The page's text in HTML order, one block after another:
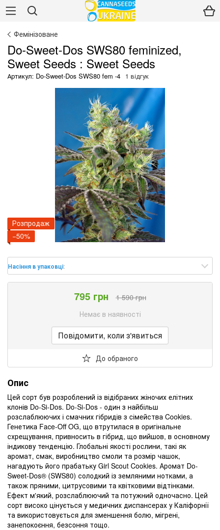
Фемінізоване
Do-Sweet-Dos SWS80 feminized,
Sweet Seeds : Sweet Seeds
Артикул: Do-Sweet-Dos SWS80 fem -4 1 відгук
Розпродаж
−50%
Насіння в упаковці:
795 грн
1 590 грн
Немає в наявності
Повідомити, коли з'явиться
До обраного
Опис
Цей сорт був розроблений із відібраних жіночих елітних
клонів Do-Si-Dos. Do-Si-Dos - один з найбільш
розслаблюючих і смачних гібридів з сімейства Cookies.
Генетика Face-Off OG, що втрутилася в оригінальне
схрещування, привносить в гібрид, що вийшов, в основному
індикову тенденцію. Глобальні якості рослини, такі як
аромат, смак, виробництво смоли та розмір чашок,
нагадують його прабатьку Girl Scout Cookies. Аромат Do-
Sweet-Dos® (SWS80) солодкий із земляними нотками, а
також пряними, цитрусовими та квітковими відтінками.
Ефект м'який, розслаблюючий та потужний одночасно. Цей
сорт високо цінується у медичних диспансерах у Каліфорнії
та використовується для зменшення болю, мігрені,
занепокоєння, безсоння тощо.